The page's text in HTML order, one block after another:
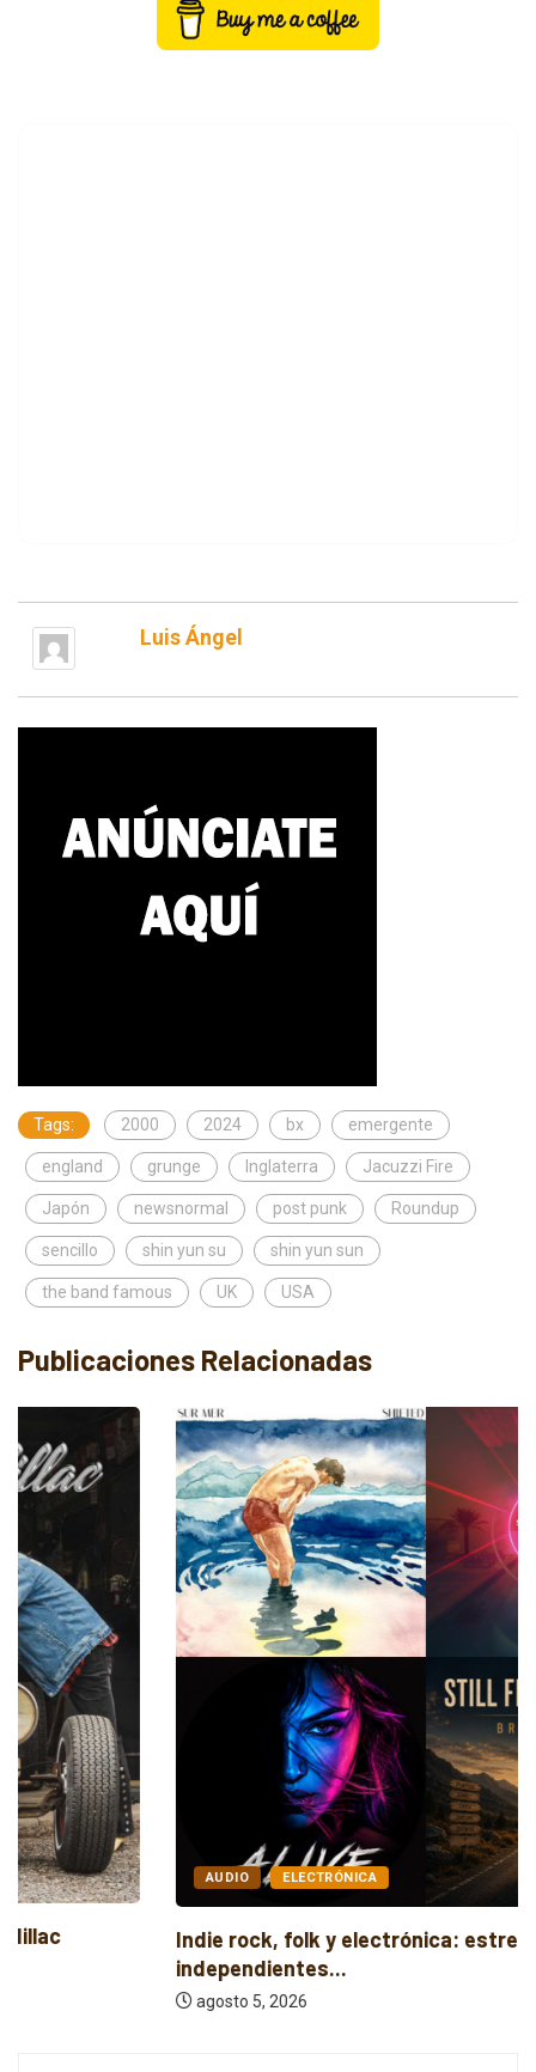
Luis Ángel
Tags: 2000 2024 bx emergente
england grunge Inglaterra Jacuzzi Fire
Japón newsnormal post punk Roundup
sencillo shin yun su shin yun sun
the band famous UK USA
Publicaciones Relacionadas
AUDIO ELECTRÓNICA
Indie rock, folk y electrónica: estrenos
independientes...